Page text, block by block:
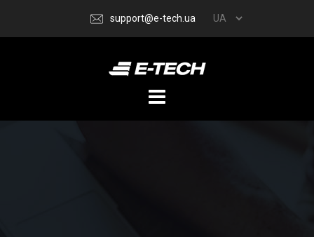
support@e-tech.ua